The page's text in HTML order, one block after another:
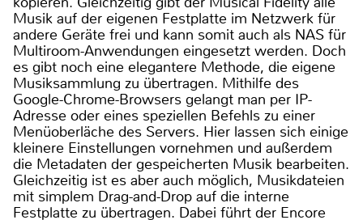
Musik auf der eigenen Festplatte im Netzwerk für
andere Geräte frei und kann somit auch als NAS für
Multiroom-Anwendungen eingesetzt werden. Doch
es gibt noch eine elegantere Methode, die eigene
Musiksammlung zu übertragen. Mithilfe des
Google-Chrome-Browsers gelangt man per IP-
Adresse oder eines speziellen Befehls zu einer
Menüoberläche des Servers. Hier lassen sich einige
kleinere Einstellungen vornehmen und außerdem
die Metadaten der gespeicherten Musik bearbeiten.
Gleichzeitig ist es aber auch möglich, Musikdateien
mit simplem Drag-and-Drop auf die interne
Festplatte zu übertragen. Dabei führt der Encore